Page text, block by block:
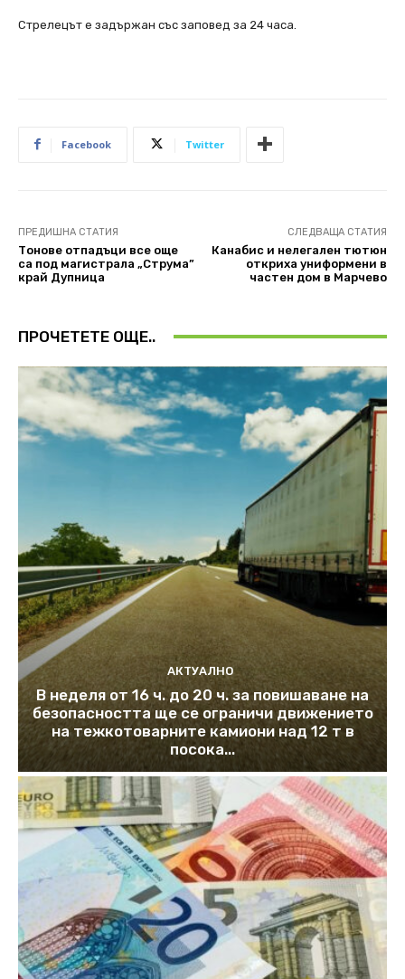
Стрелецът е задържан със заповед за 24 часа.
Facebook Twitter
ПРЕДИШНА СТАТИЯ
Тонове отпадъци все още
са под магистрала „Струма”
край Дупница
СЛЕДВАЩА СТАТИЯ
Канабис и нелегален тютюн
откриха униформени в
частен дом в Марчево
ПРОЧЕТЕТЕ ОЩЕ..
АКТУАЛНО
В неделя от 16 ч. до 20 ч. за повишаване на
безопасността ще се ограничи движението
на тежкотоварните камиони над 12 т в
посока...